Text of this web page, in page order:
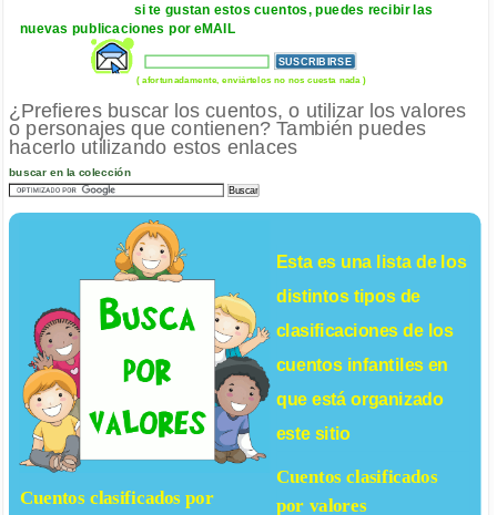
si te gustan estos cuentos, puedes recibir las
nuevas publicaciones por eMAIL
( afortunadamente, enviártelos no nos cuesta nada )
¿Prefieres buscar los cuentos, o utilizar los valores
o personajes que contienen? También puedes
hacerlo utilizando estos enlaces
buscar en la colección
Esta es una lista de los
distintos tipos de
clasificaciones de los
cuentos infantilesen
que está organizado
este sitio
Cuentos clasificados
por valores
Cuentos clasificados por